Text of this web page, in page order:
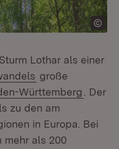
Lothar als einer
(Öffnet in
große
Württemberg
. Der
zu den am
in Europa. Bei
mehr als 200